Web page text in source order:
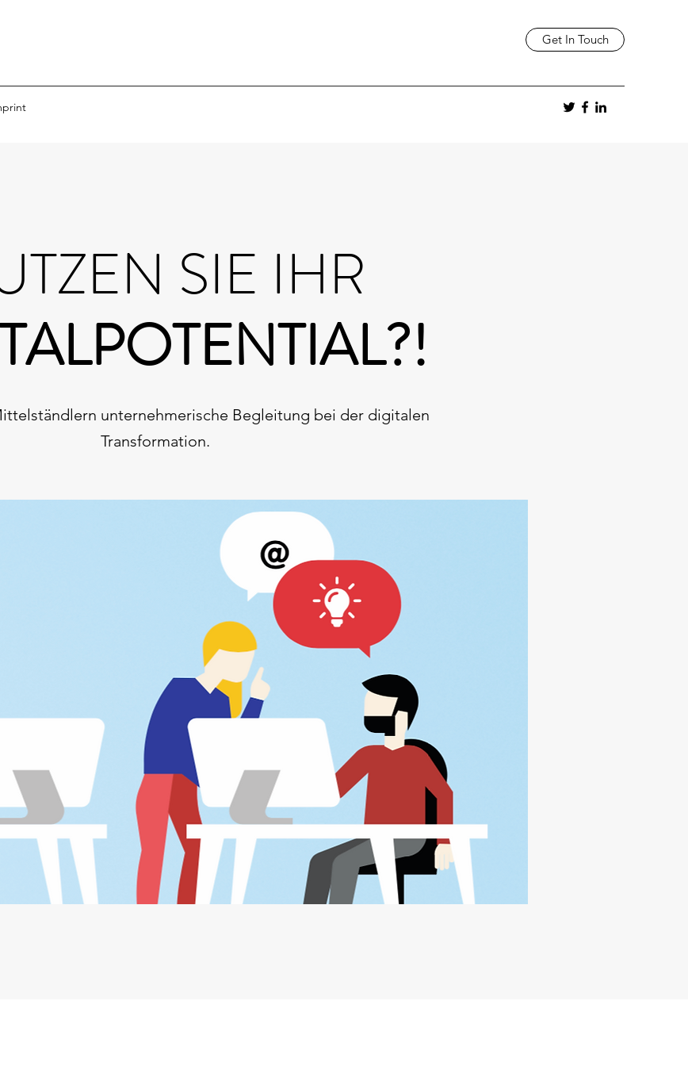
Get In Touch
SIE IHR
unternehmerische Begleitung bei der digitalen
Transformation.